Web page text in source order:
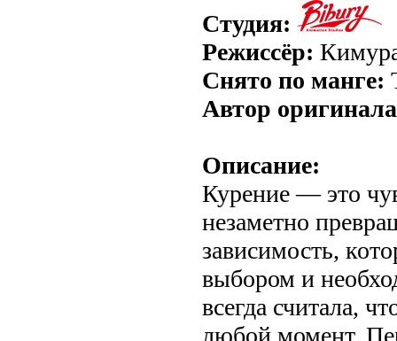
Студия:
Режиссёр:
Снято по манге:
Автор
Описание:
Курение — это
незаметно
зависимость,
выбором и
всегда считала,
любой момент.